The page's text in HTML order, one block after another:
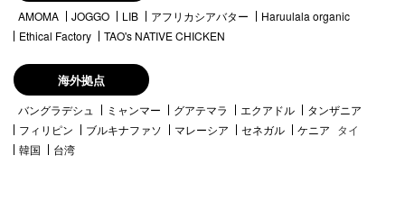
AMOMA JOGGO LIB アフリカシアバター
Haruulala organic
Ethical Factory
TAO's NATIVE CHICKEN
海外拠点
バングラデシュ ミャンマー グアテマラ エクアドル
タンザニア
フィリピン
ブルキナファソ マレーシア セネガル ケニア タイ
韓国
台湾